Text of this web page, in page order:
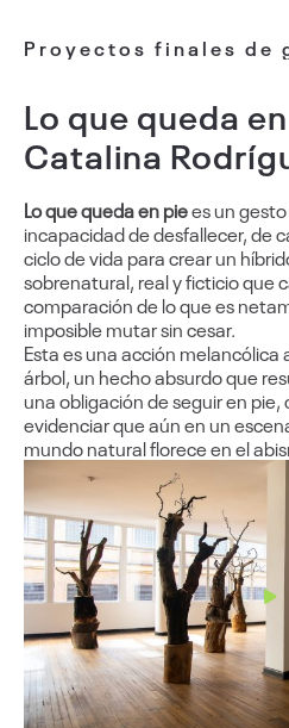
Proyectos finales de
Lo que queda
Catalina
Lo que queda en piees un
incapacidad de desfallecer, de
ciclo de vida para crear un
sobrenatural, real y ficticio que
comparación de lo que es
imposible mutar sin cesar.
Esta es una acción melancólica
árbol, un hecho absurdo que
una obligación de seguir en
evidenciar que aún en un
mundo natural florece en el